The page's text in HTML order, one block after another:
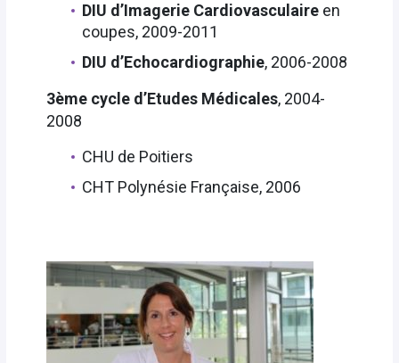
DIU d’Imagerie Cardiovasculaire en
coupes, 2009-2011
DIU d’Echocardiographie, 2006-2008
3ème cycle d’Etudes Médicales, 2004-
2008
CHU de Poitiers
CHT Polynésie Française, 2006